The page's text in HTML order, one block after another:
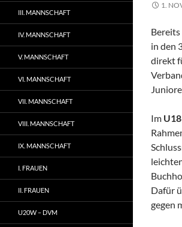
1.
in den
direkt
Im U18
Dafür
gegen
III. MANNSCHAFT
IV. MANNSCHAFT
V. MANNSCHAFT
VI. MANNSCHAFT
VII. MANNSCHAFT
VIII. MANNSCHAFT
IX. MANNSCHAFT
I. FRAUEN
II. FRAUEN
U20W – DVM